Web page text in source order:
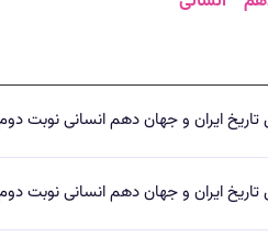
ایران و جهان دهم انسانی نوبت دوم
ایران و جهان دهم انسانی نوبت دوم